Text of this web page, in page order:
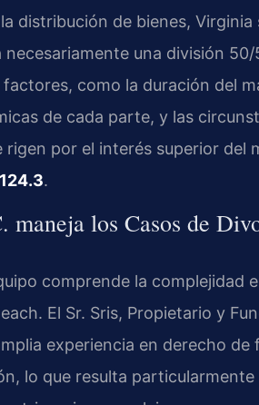
distribución de bienes,
una división
como la duración del
de cada parte, y las
por el interés superior del
.
los Casos de
comprende la complejidad
El Sr. Sris, Propietario y
experiencia en derecho de
lo que resulta particularmente